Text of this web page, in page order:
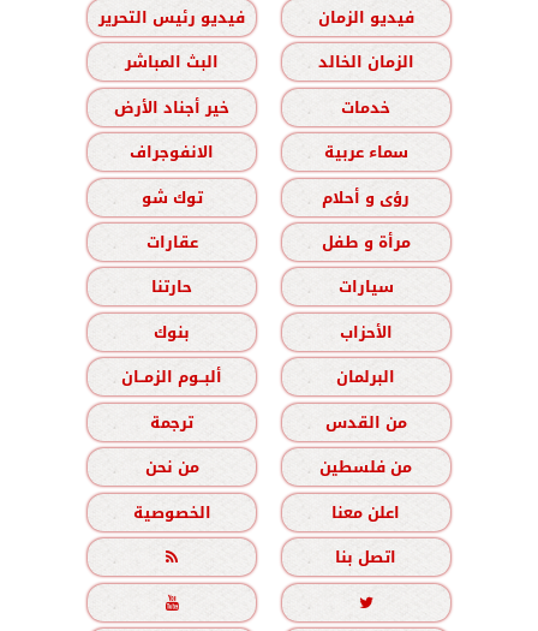
فيديو الزمان
فيديو رئيس التحرير
الزمان الخالد
البث المباشر
خدمات
خير أجناد الأرض
سماء عربية
الانفوجراف
رؤى و أحلام
توك شو
مرأة و طفل
عقارات
سيارات
حارتنا
الأحزاب
بنوك
البرلمان
ألبــوم الزمــان
من القدس
ترجمة
من فلسطين
من نحن
اعلن معنا
الخصوصية
اتصل بنا


